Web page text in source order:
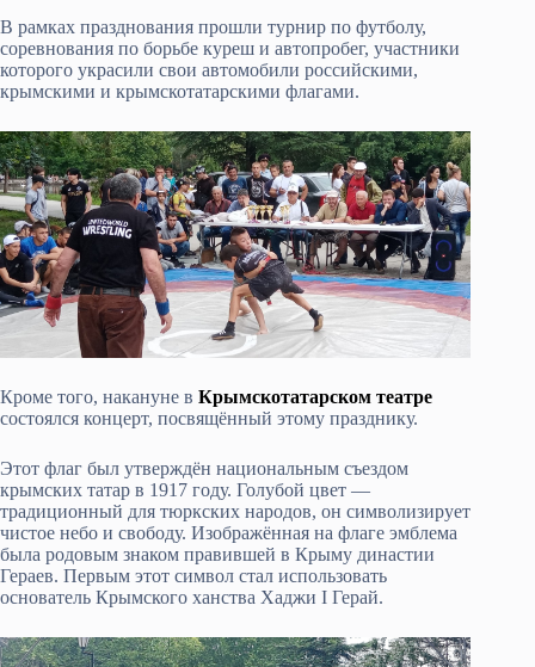
В рамках празднования прошли турнир по футболу,
соревнования по борьбе куреш и автопробег, участники
которого украсили свои автомобили российскими,
крымскими и крымскотатарскими флагами.
Кроме того, накануне в Крымскотатарском театре
состоялся концерт, посвящённый этому празднику.
Этот флаг был утверждён национальным съездом
крымских татар в 1917 году. Голубой цвет —
традиционный для тюркских народов, он символизирует
чистое небо и свободу. Изображённая на флаге эмблема
была родовым знаком правившей в Крыму династии
Гераев. Первым этот символ стал использовать
основатель Крымского ханства Хаджи I Герай.